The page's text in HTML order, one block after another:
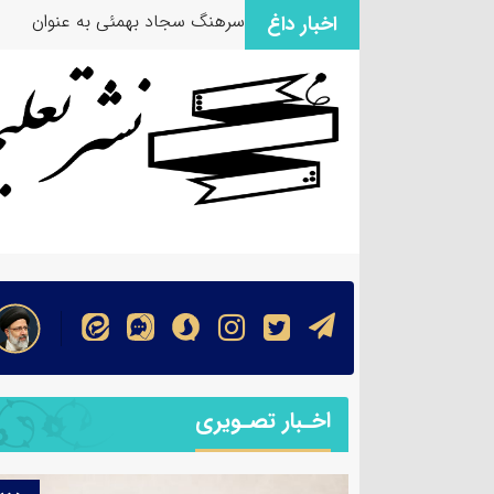
اخبار داغ سرهنگ سجاد بهمئی به عنوان
اخـبار تصـویری